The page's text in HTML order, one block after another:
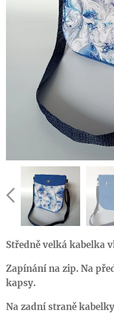
Středně velká kabelka
Zapínání na zip. Na
kapsy.
Na zadní straně